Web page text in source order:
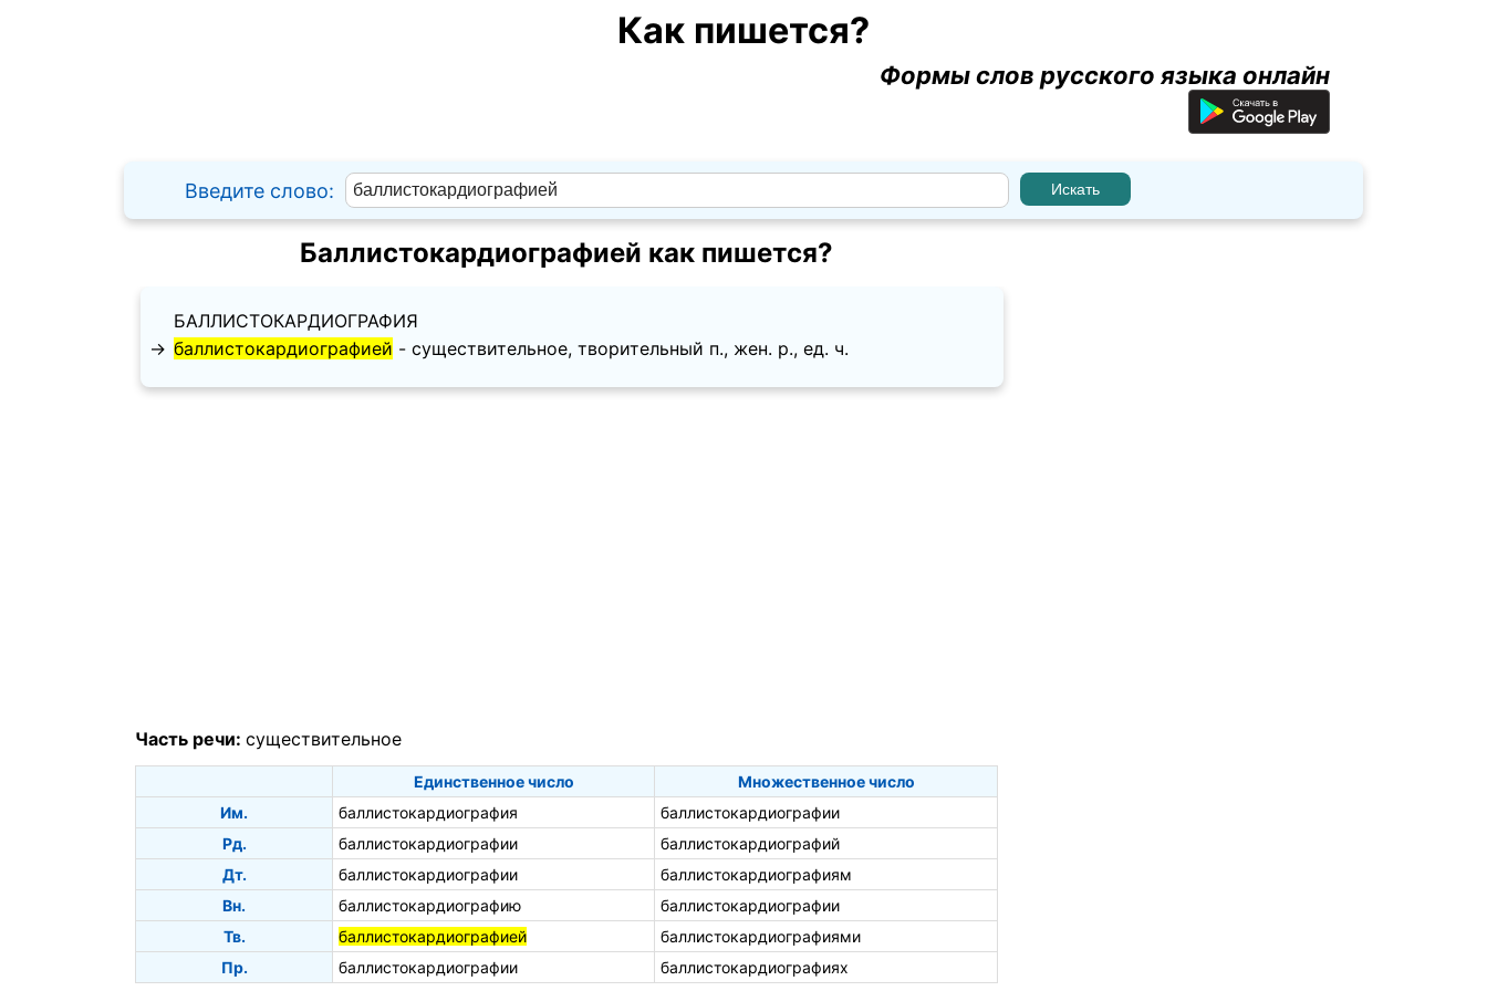
Как пишется?
Формы слов русского языка онлайн
Введите слово:
Баллистокардиографией как пишется?
БАЛЛИСТОКАРДИОГРАФИЯ
→ баллистокардиографией - существительное, творительный п., жен. p., ед. ч.
Часть речи: существительное
Единственное число
Множественное число
Им.
баллистокардиография
баллистокардиографии
Рд.
баллистокардиографии
баллистокардиографий
Дт.
баллистокардиографии
баллистокардиографиям
Вн.
баллистокардиографию
баллистокардиографии
Тв.
баллистокардиографией
баллистокардиографиями
Пр.
баллистокардиографии баллистокардиографиях